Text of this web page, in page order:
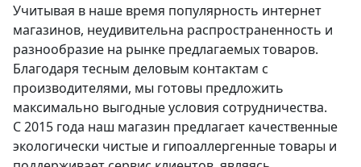
Учитывая в наше время популярность интернет
магазинов, неудивительна распространенность и
разнообразие на рынке предлагаемых товаров.
Благодаря тесным деловым контактам с
производителями, мы готовы предложить
максимально выгодные условия сотрудничества.
С 2015 года наш магазин предлагает качественные
экологически чистые и гипоаллергенные товары и